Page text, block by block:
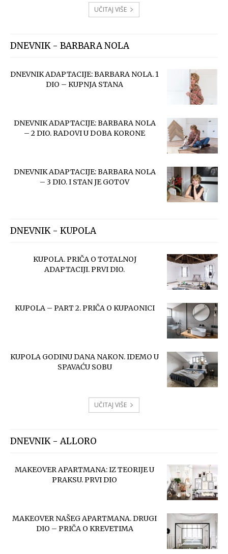
UČITAJ VIŠE
DNEVNIK - BARBARA NOLA
DNEVNIK ADAPTACIJE: BARBARA NOLA. 1
DIO – KUPNJA STANA
DNEVNIK ADAPTACIJE: BARBARA NOLA
– 2 DIO. RADOVI U DOBA KORONE
DNEVNIK ADAPTACIJE: BARBARA NOLA
– 3 DIO. I STAN JE GOTOV
DNEVNIK - KUPOLA
KUPOLA. PRIČA O TOTALNOJ
ADAPTACIJI. PRVI DIO.
KUPOLA – PART 2. PRIČA O KUPAONICI
KUPOLA GODINU DANA NAKON. IDEMO U
SPAVAĆU SOBU
UČITAJ VIŠE
DNEVNIK - ALLORO
MAKEOVER APARTMANA: IZ TEORIJE U
PRAKSU. PRVI DIO
MAKEOVER NAŠEG APARTMANA. DRUGI
DIO – PRIČA O KREVETIMA